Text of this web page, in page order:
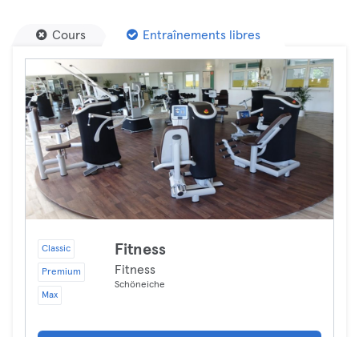
Cours Entraînements libres
Classic
Premium
Max
Fitness
Fitness
Schöneiche